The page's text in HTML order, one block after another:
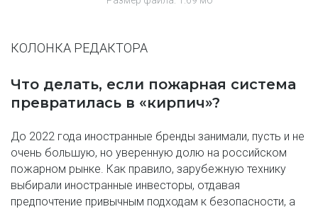
КОЛОНКА РЕДАКТОРА
Что делать, если пожарная система
превратилась в «кирпич»?
До 2022 года иностранные бренды занимали, пусть и не
очень большую, но уверенную долю на российском
пожарном рынке. Как правило, зарубежную технику
выбирали иностранные инвесторы, отдавая
предпочтение привычным подходам к безопасности, а